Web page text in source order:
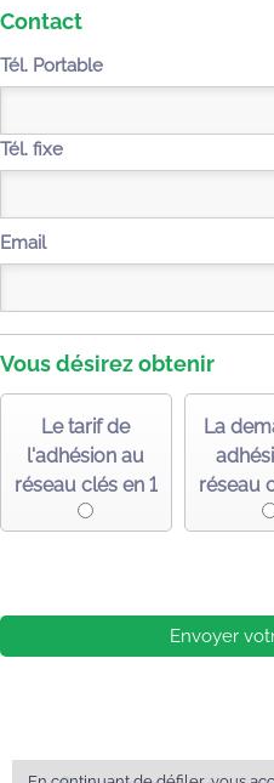
Contact
Tél. Portable
Tél. fixe
Email
Vous désirez obtenir
Le tarif de
l'adhésion au
réseau clés en 1
La
réseau
Envoyer